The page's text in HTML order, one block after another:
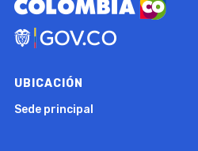
UBICACIÓN
Sede principal